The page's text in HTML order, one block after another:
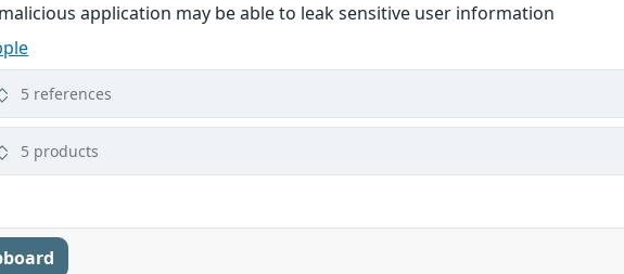
application may be able to leak sensitive user information
5 references
5 products